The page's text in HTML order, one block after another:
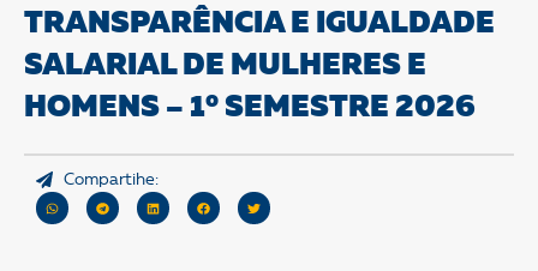
TRANSPARÊNCIA E IGUALDADE
SALARIAL DE MULHERES E
HOMENS – 1° SEMESTRE 2026
Compartihe: